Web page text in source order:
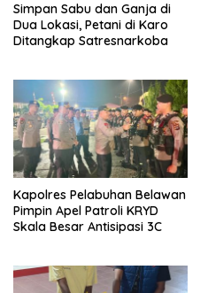
Simpan Sabu dan Ganja di
Dua Lokasi, Petani di Karo
Ditangkap Satresnarkoba
Kapolres Pelabuhan Belawan
Pimpin Apel Patroli KRYD
Skala Besar Antisipasi 3C